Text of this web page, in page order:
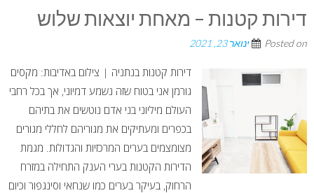
דירות קטנות – מאחת יוצאות שלוש
Posted on ינואר 23, 2021
דירות קטנות בנתניה | צילום באדיבות: מקסים
גורמן אני בטוח שזה נשמע דמיוני, אך בכל רחבי
העולם מיליוני בני אדם נוטשים את בתיהם
בכפרים ומעתיקים את מגוריהם לחללי מגורים
מצומצמים בערים המרכזיות והגדולות. מגמת
הדירות הקטנות בערי הענק התחילה במזרח
הרחוק, בעיקר בערים כמו שנחאי וסינגפור וכיום